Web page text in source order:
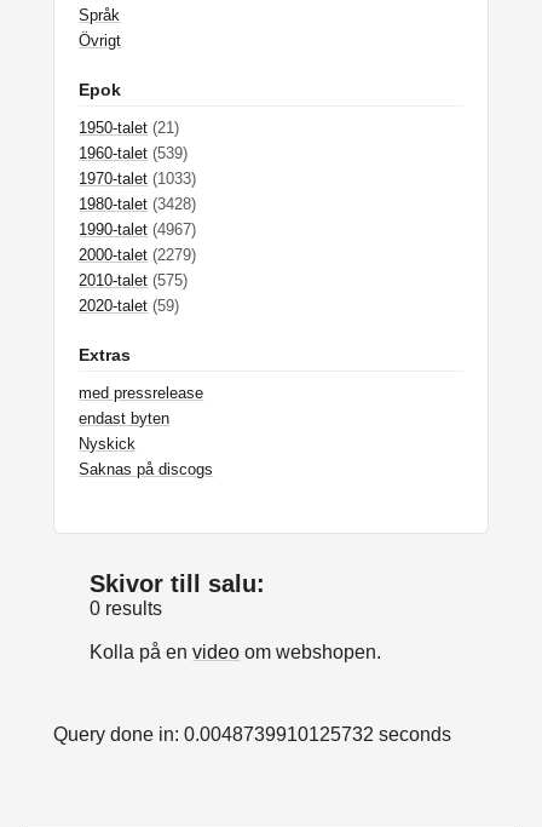
Språk
Övrigt
Epok
1950-talet (21)
1960-talet (539)
1970-talet (1033)
1980-talet (3428)
1990-talet (4967)
2000-talet (2279)
2010-talet (575)
2020-talet (59)
Extras
med pressrelease
endast byten
Nyskick
Saknas på discogs
Skivor till salu:
0 results
Kolla på envideo om webshopen.
Query done in: 0.0048739910125732 seconds